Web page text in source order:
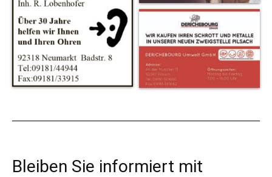
Bleiben Sie informiert mit